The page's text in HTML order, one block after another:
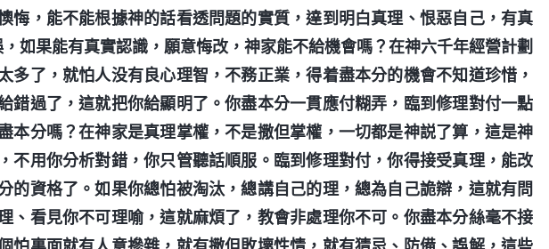
悔，能不能根據神的話看透問題的實質，達到明白真理、恨惡自己，有真
如果能有真實認識，願意悔改，神家能不給機會嗎？在神六千年經營計劃
多了，就怕人没有良心理智，不務正業，得着盡本分的機會不知道珍惜，
錯過了，這就把你給顯明了。你盡本分一貫應付糊弄，臨到修理對付一點
本分嗎？在神家是真理掌權，不是撒但掌權，一切都是神説了算，這是神
不用你分析對錯，你只管聽話順服。臨到修理對付，你得接受真理，能改
的資格了。如果你總怕被淘汰，總講自己的理，總為自己詭辯，這就有問
、看見你不可理喻，這就麻煩了，教會非處理你不可。你盡本分絲毫不接